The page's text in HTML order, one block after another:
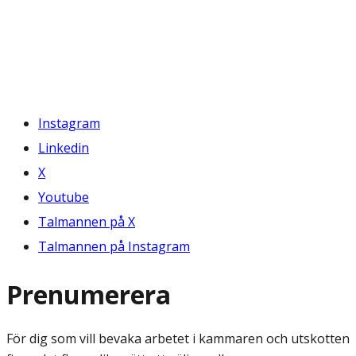
Instagram
Linkedin
X
Youtube
Talmannen på X
Talmannen på Instagram
Prenumerera
För dig som vill bevaka arbetet i kammaren och utskotten